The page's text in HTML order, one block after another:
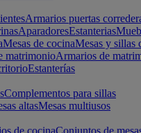
Armarios puertas
AparadoresEstanterias
Mesas de cocinaMesas y sillas
matrimonioArmarios de
Estanterías
Complementos para sillas
altasMesas multiusos
de cocinaConjuntos de